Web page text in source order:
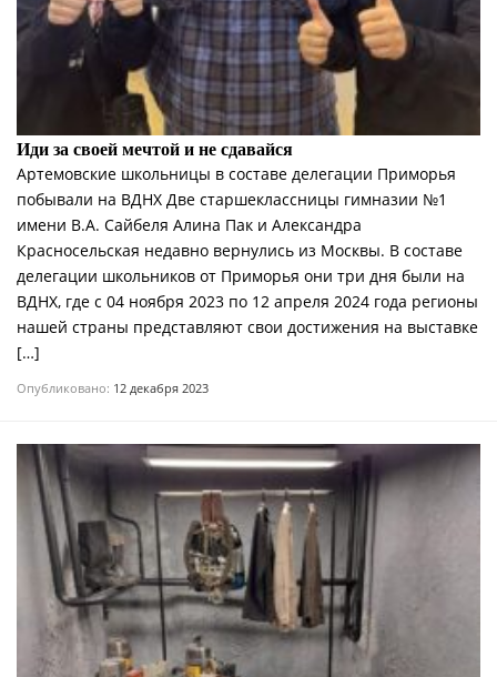
Иди за своей мечтой и не сдавайся
Артемовские школьницы в составе делегации Приморья
побывали на ВДНХ Две старшеклассницы гимназии №1
имени В.А. Сайбеля Алина Пак и Александра
Красносельская недавно вернулись из Москвы. В составе
делегации школьников от Приморья они три дня были на
ВДНХ, где с 04 ноября 2023 по 12 апреля 2024 года регионы
нашей страны представляют свои достижения на выставке
[…]
Опубликовано: 12 декабря 2023